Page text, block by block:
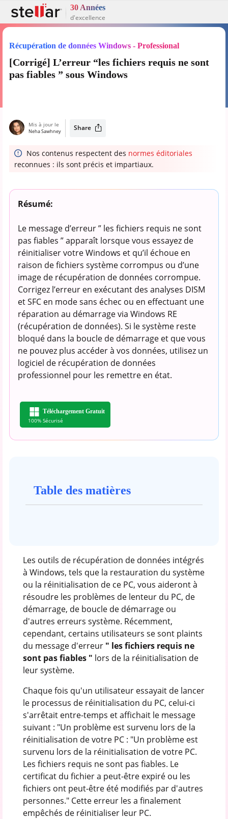
30 Années
d'excellence
Récupération de données Windows - Professional
[Corrigé] L’erreur “les fichiers requis ne sont
pas fiables ” sous Windows
Mis à jour le
Neha Sawhney Share
Nos contenus respectent des normes éditoriales
reconnues : ils sont précis et impartiaux.
Résumé:
Le message d’erreur ” les fichiers requis ne sont
pas fiables ” apparaît lorsque vous essayez de
réinitialiser votre Windows et qu’il échoue en
raison de fichiers système corrompus ou d’une
image de récupération de données corrompue.
Corrigez l’erreur en exécutant des analyses DISM
et SFC en mode sans échec ou en effectuant une
réparation au démarrage via Windows RE
(récupération de données). Si le système reste
bloqué dans la boucle de démarrage et que vous
ne pouvez plus accéder à vos données, utilisez un
logiciel de récupération de données
professionnel pour les remettre en état.
Téléchargement Gratuit
100% Sécurisé
Table des matières
Les outils de récupération de données intégrés
à Windows, tels que la restauration du système
ou la réinitialisation de ce PC, vous aideront à
résoudre les problèmes de lenteur du PC, de
démarrage, de boucle de démarrage ou
d'autres erreurs système. Récemment,
cependant, certains utilisateurs se sont plaints
du message d'erreur " les fichiers requis ne
sont pas fiables" lors de la réinitialisation de
leur système.
Chaque fois qu'un utilisateur essayait de lancer
le processus de réinitialisation du PC, celui-ci
s'arrêtait entre-temps et affichait le message
suivant : "Un problème est survenu lors de la
réinitialisation de votre PC : "Un problème est
survenu lors de la réinitialisation de votre PC.
Les fichiers requis ne sont pas fiables. Le
certificat du fichier a peut-être expiré ou les
fichiers ont peut-être été modifiés par d'autres
personnes." Cette erreur les a finalement
empêchés de réinitialiser leur PC.